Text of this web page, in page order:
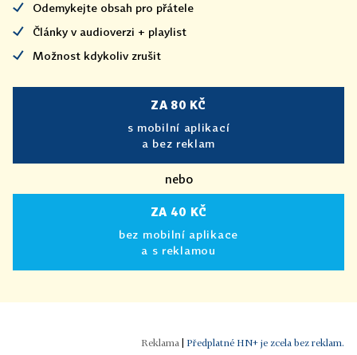
Odemykejte obsah pro přátele
Články v audioverzi + playlist
Možnost kdykoliv zrušit
ZA 80 KČ
s mobilní aplikací
a bez reklam
nebo
ZA 40 KČ
bez mobilní aplikace
a s reklamou
Předplatné HN+ je zcela bez reklam.